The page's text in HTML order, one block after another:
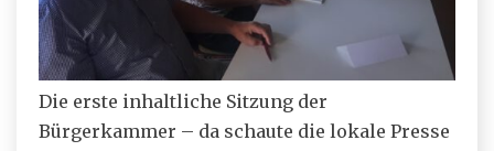
Die erste inhaltliche Sitzung der
Bürgerkammer – da schaute die lokale Presse